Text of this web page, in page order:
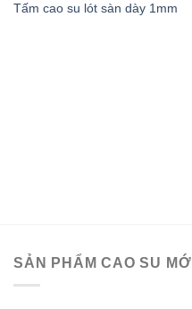
Tấm cao su lót sàn dày 1mm
SẢN PHẨM CAO SU MỚI